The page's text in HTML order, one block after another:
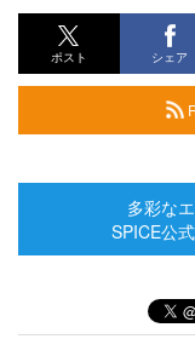
ポスト シェア
多彩な
SPICE公